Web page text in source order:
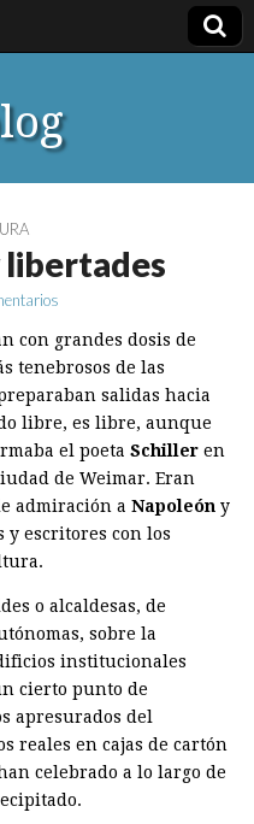
libertades
con grandes dosis de
tenebrosos de las
salidas hacia
libre, es libre, aunque
el poeta Schiller en
de Weimar. Eran
admiración a Napoleón y
y escritores con los
o alcaldesas, de
sobre la
institucionales
cierto punto de
apresurados del
reales en cajas de cartón
celebrado a lo largo de